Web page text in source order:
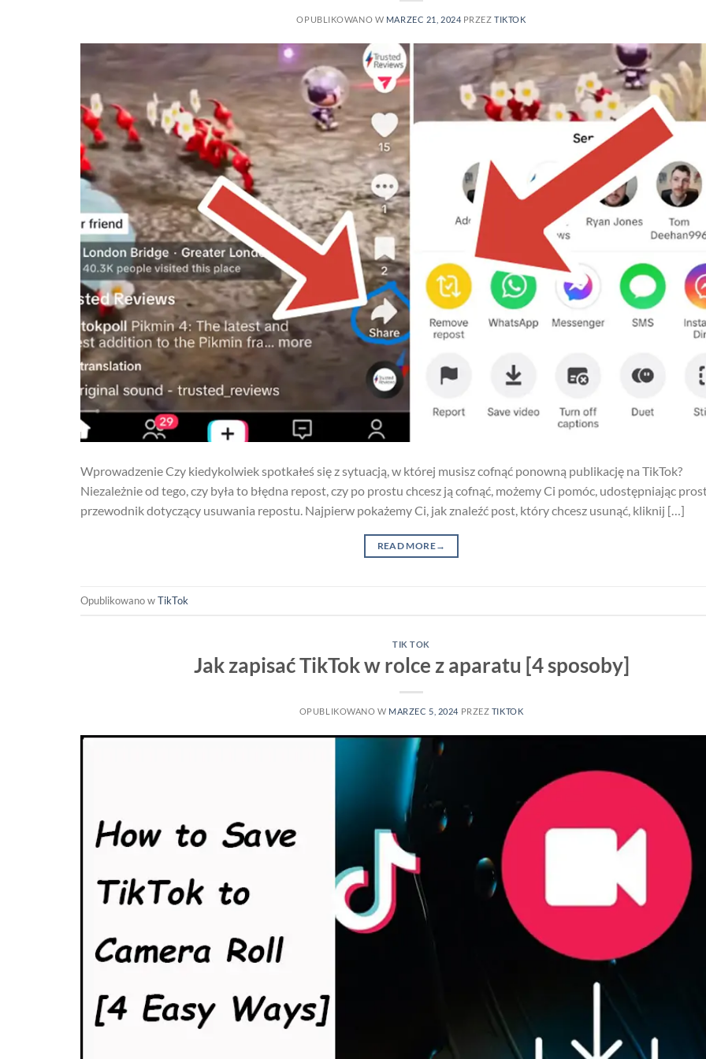
OPUBLIKOWANO W MARZEC 21, 2024 PRZEZTIKTOK
Wprowadzenie Czy kiedykolwiek spotkałeś się z sytuacją, w której musisz cofnąć ponowną publikację na TikTok?
Niezależnie od tego, czy była to błędna repost, czy po prostu chcesz ją cofnąć, możemy Ci pomóc, udostępniając
przewodnik dotyczący usuwania repostu. Najpierw pokażemy Ci, jak znaleźć post, który chcesz usunąć, kliknij […]
READ MORE→
Opublikowano wTikTok
TIK TOK
Jak zapisać TikTok w rolce z aparatu [4 sposoby]
OPUBLIKOWANO W MARZEC 5, 2024 PRZEZ TIKTOK